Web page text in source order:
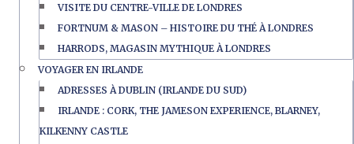
VISITE DU CENTRE-VILLE DE LONDRES
FORTNUM & MASON – HISTOIRE DU THÉ À LONDRES
HARRODS, MAGASIN MYTHIQUE À LONDRES
VOYAGER EN IRLANDE
ADRESSES À DUBLIN (IRLANDE DU SUD)
IRLANDE : CORK, THE JAMESON EXPERIENCE, BLARNEY,
KILKENNY CASTLE